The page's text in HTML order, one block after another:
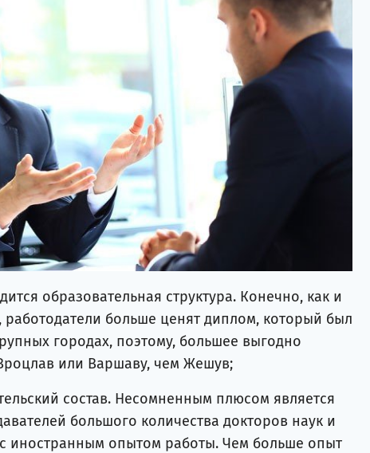
образовательная структура. Конечно, как и
работодатели больше ценят диплом, который был
городах, поэтому, большее выгодно
или Варшаву, чем Жешув;
состав. Несомненным плюсом является
большого количества докторов наук и
иностранным опытом работы. Чем больше опыт